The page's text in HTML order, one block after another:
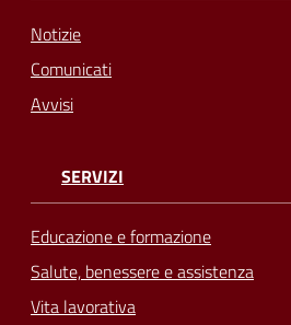
Notizie
Comunicati
Avvisi
SERVIZI
Educazione e formazione
Salute, benessere e assistenza
Vita lavorativa